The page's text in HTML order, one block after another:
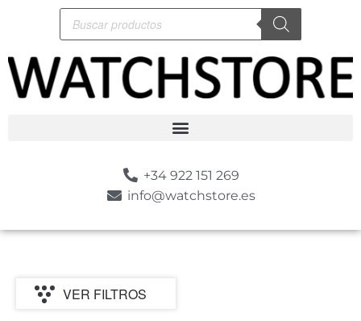
+34 922 151 269
info@watchstore.es
VER FILTROS